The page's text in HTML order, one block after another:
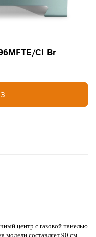
CI Br
центр с газовой панелью
модели составляет 90 см,